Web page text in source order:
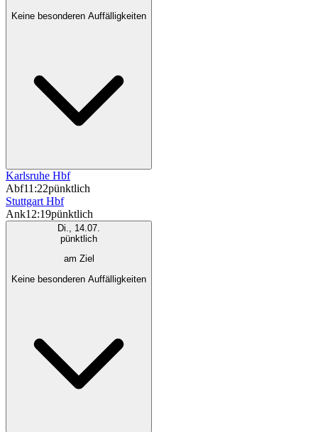
Keine besonderen Auffälligkeiten
Karlsruhe Hbf
Abf11:22pünktlich
Stuttgart Hbf
Ank12:19pünktlich
Di., 14.07.
pünktlich
am Ziel
Keine besonderen Auffälligkeiten